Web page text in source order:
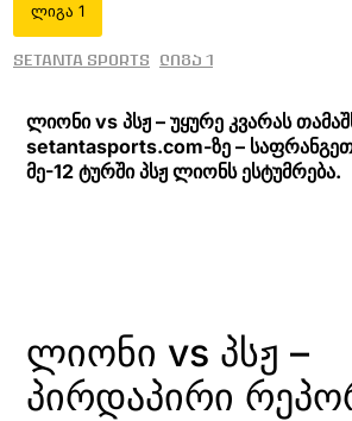
ლიგა 1
Setanta Sports ლიგა 1
ლიონი vs პსჟ – უყურე კვარას
setantasports.com-ზე –
მე-12 ტურში პსჟ ლიონს ესტუმრება.
ლიონი vs პსჟ –
პირდაპირი